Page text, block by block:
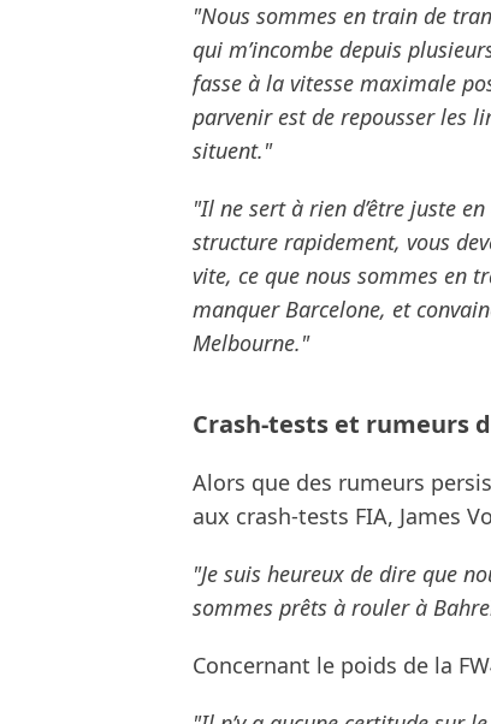
"Nous sommes en train de
qui m’incombe depuis
fasse à la vitesse maximale
parvenir est de repousser les
situent."
"Il ne sert à rien d’être juste
structure rapidement, vous
vite, ce que nous sommes en
manquer Barcelone, et
Melbourne."
Crash-tests et rumeurs
Alors que des rumeurs
aux crash-tests FIA, James
"Je suis heureux de dire que
sommes prêts à rouler à
Concernant le poids de la